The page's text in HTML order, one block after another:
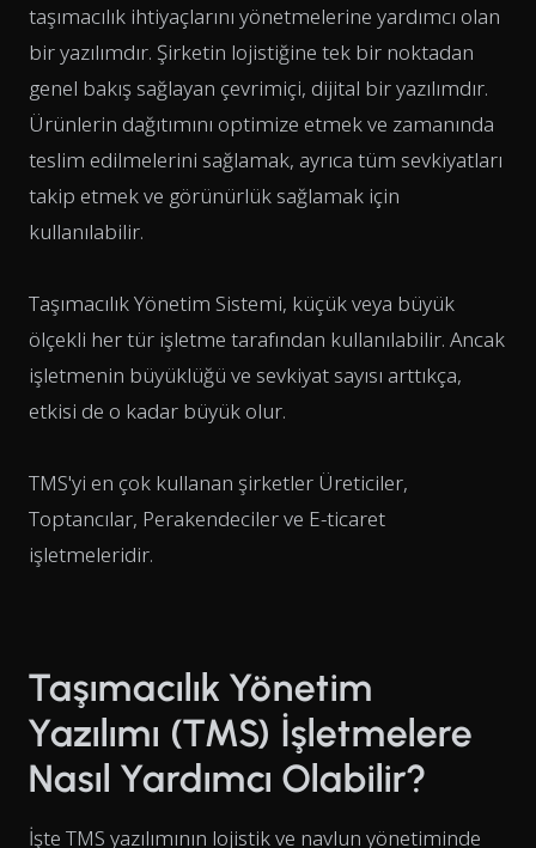
taşımacılık ihtiyaçlarını yönetmelerine yardımcı olan
bir yazılımdır. Şirketin lojistiğine tek bir noktadan
genel bakış sağlayan çevrimiçi, dijital bir yazılımdır.
Ürünlerin dağıtımını optimize etmek ve zamanında
teslim edilmelerini sağlamak, ayrıca tüm sevkiyatları
takip etmek ve görünürlük sağlamak için
kullanılabilir.
Taşımacılık Yönetim Sistemi, küçük veya büyük
ölçekli her tür işletme tarafından kullanılabilir. Ancak
işletmenin büyüklüğü ve sevkiyat sayısı arttıkça,
etkisi de o kadar büyük olur.
TMS'yi en çok kullanan şirketler Üreticiler,
Toptancılar, Perakendeciler ve E-ticaret
işletmeleridir.
Taşımacılık Yönetim
Yazılımı (TMS) İşletmelere
Nasıl Yardımcı Olabilir?
İşte TMS yazılımının lojistik ve navlun yönetiminde